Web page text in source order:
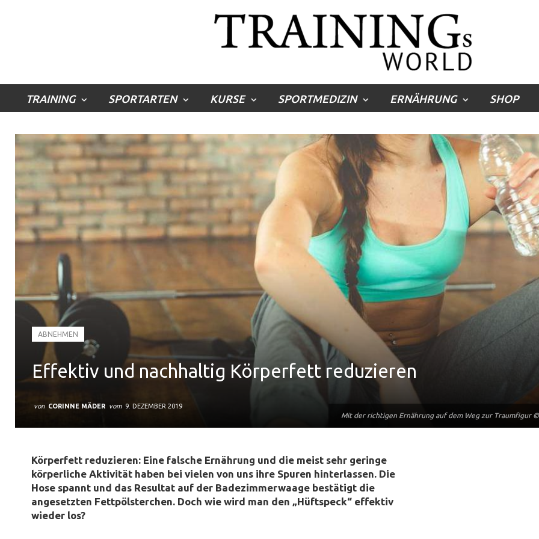
TRAINING SPORTARTEN KURSE SPORTMEDIZIN ERNÄHRUNG SHOP
Mit der richtigen Ernährung auf dem Weg zur Traumfigur
ABNEHMEN
Effektiv und nachhaltig Körperfett reduzieren
von CORINNE MÄDER vom 9. DEZEMBER 2019
Mit der richtigen Ernährung auf dem Weg zur Traumfigur
Körperfett reduzieren: Eine falsche Ernährung und die meist sehr geringe
körperliche Aktivität haben bei vielen von uns ihre Spuren hinterlassen. Die
Hose spannt und das Resultat auf der Badezimmerwaage bestätigt die
angesetzten Fettpölsterchen. Doch wie wird man den „Hüftspeck“ effektiv
wieder los?